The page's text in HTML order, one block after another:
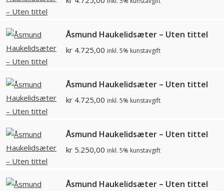
Åsmund Haukelidsæter – Uten tittel
kr 4.725,00 inkl. 5% kunstavgift
Åsmund Haukelidsæter – Uten tittel
kr 4.725,00 inkl. 5% kunstavgift
Åsmund Haukelidsæter – Uten tittel
kr 5.250,00 inkl. 5% kunstavgift
Åsmund Haukelidsæter – Uten tittel